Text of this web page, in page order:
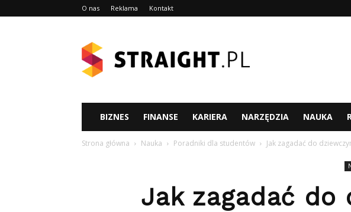
O nas Reklama Kontakt
BIZNES FINANSE KARIERA NARZĘDZIA NAUKA
Strona główna Nauka Poradniki dla studentów Jak zagadać do
Jak zagadać do